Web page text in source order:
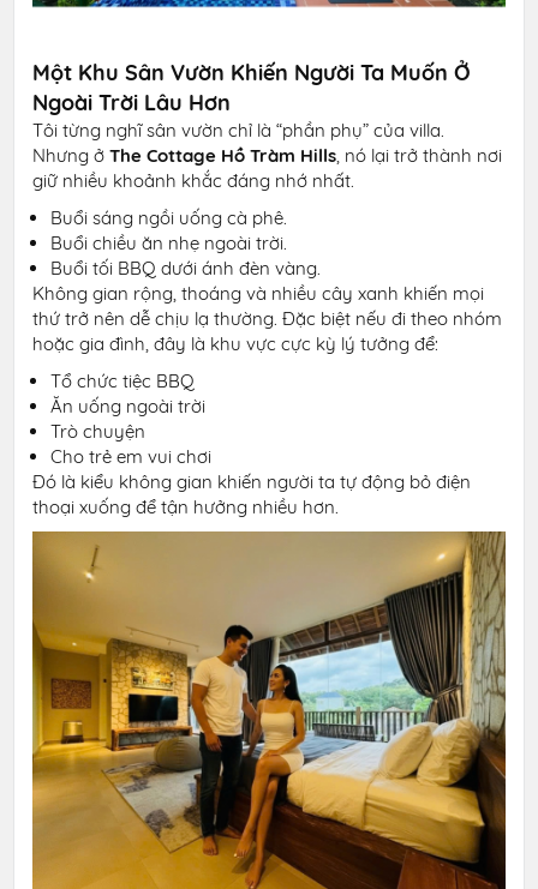
Một Khu Sân Vườn Khiến Người Ta Muốn Ở
Ngoài Trời Lâu Hơn
Tôi từng nghĩ sân vườn chỉ là “phần phụ” của villa.
Nhưng ởThe Cottage Hồ Tràm Hills, nó lại trở thành nơi
giữ nhiều khoảnh khắc đáng nhớ nhất.
Buổi sáng ngồi uống cà phê.
Buổi chiều ăn nhẹ ngoài trời.
Buổi tối BBQ dưới ánh đèn vàng.
Không gian rộng, thoáng và nhiều cây xanh khiến mọi
thứ trở nên dễ chịu lạ thường. Đặc biệt nếu đi theo nhóm
hoặc gia đình, đây là khu vực cực kỳ lý tưởng để:
Tổ chức tiệc BBQ
Ăn uống ngoài trời
Trò chuyện
Cho trẻ em vui chơi
Đó là kiểu không gian khiến người ta tự động bỏ điện
thoại xuống để tận hưởng nhiều hơn.